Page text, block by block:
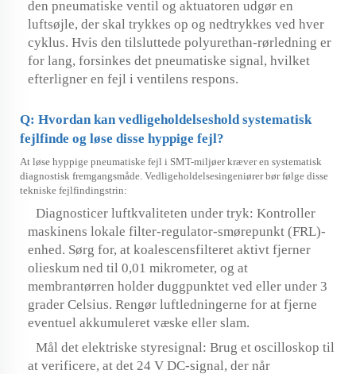
den pneumatiske ventil og aktuatoren udgør en
luftsøjle, der skal trykkes op og nedtrykkes ved hver
cyklus. Hvis den tilsluttede polyurethan-rørledning er
for lang, forsinkes det pneumatiske signal, hvilket
efterligner en fejl i ventilens respons.
Q: Hvordan kan vedligeholdelseshold systematisk
fejlfinde og løse disse hyppige fejl?
At løse hyppige pneumatiske fejl i SMT-miljøer kræver en systematisk
diagnostisk fremgangsmåde. Vedligeholdelsesingeniører bør følge disse
tekniske fejlfindingstrin:
Diagnosticer luftkvaliteten under tryk: Kontroller
maskinens lokale filter-regulator-smørepunkt (FRL)-
enhed. Sørg for, at koalescensfilteret aktivt fjerner
olieskum ned til 0,01 mikrometer, og at
membrantørren holder duggpunktet ved eller under 3
grader Celsius. Rengør luftledningerne for at fjerne
eventuel akkumuleret væske eller slam.
Mål det elektriske styresignal: Brug et oscilloskop til
at verificere, at det 24 V DC-signal, der når